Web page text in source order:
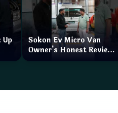
Up
Sokon Ev Micro Van
Owner's Honest Review
How is the service?